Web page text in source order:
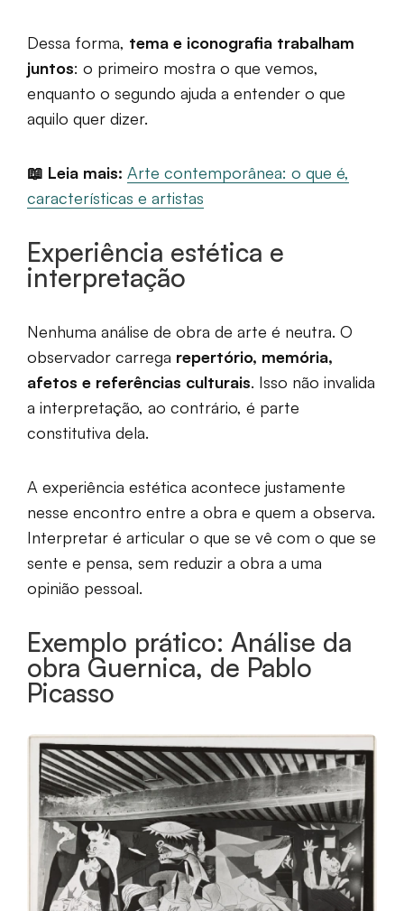
Dessa forma, tema e iconografia trabalham
juntos: o primeiro mostra o que vemos,
enquanto o segundo ajuda a entender o que
aquilo quer dizer.
📖 Leia mais: Arte contemporânea: o que é,
características e artistas
Experiência estética e
interpretação
Nenhuma análise de obra de arte é neutra. O
observador carrega repertório, memória,
afetos e referências culturais. Isso não invalida
a interpretação, ao contrário, é parte
constitutiva dela.
A experiência estética acontece justamente
nesse encontro entre a obra e quem a observa.
Interpretar é articular o que se vê com o que se
sente e pensa, sem reduzir a obra a uma
opinião pessoal.
Exemplo prático: Análise da
obra Guernica, de Pablo
Picasso